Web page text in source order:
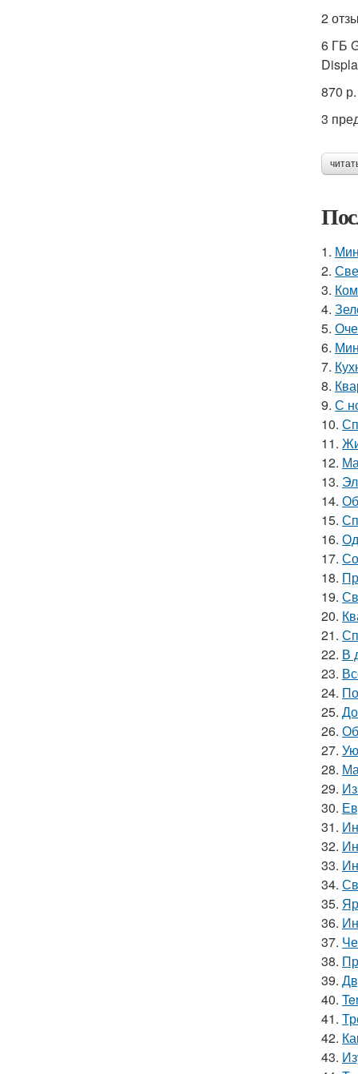
2
6 ГБ
870 р.
3
1.
2.
3.
4.
5.
6.
7.
8.
9. С
10.
11.
12.
13.
14.
15.
16.
17.
18.
19.
20.
21.
22. В
23.
24.
25.
26.
27.
28.
29.
30.
31.
32.
33.
34.
35.
36.
37.
38.
39.
40.
41.
42.
43.